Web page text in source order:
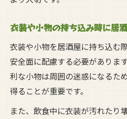
衣装や小物の持ち込み時に居
衣装や小物を居酒屋に持ち込む
安全面に配慮する必要がありま
利な小物は周囲の迷惑になるた
得ることが重要です。
また、飲食中に衣装が汚れたり